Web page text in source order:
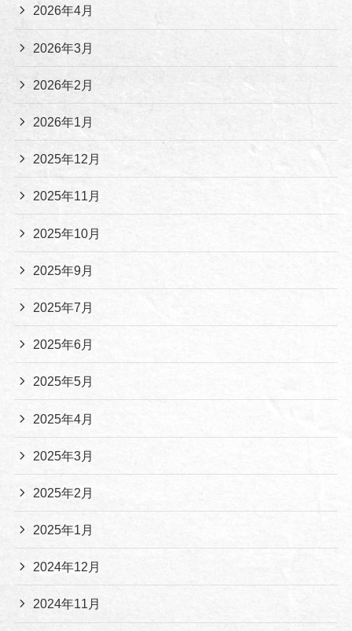
2026年4月
2026年3月
2026年2月
2026年1月
2025年12月
2025年11月
2025年10月
2025年9月
2025年7月
2025年6月
2025年5月
2025年4月
2025年3月
2025年2月
2025年1月
2024年12月
2024年11月